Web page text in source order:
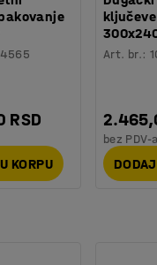
se vaši zahtevi za
odeljak na vrh ako
RSD
KORPU
Art. br.:
bez PDV-